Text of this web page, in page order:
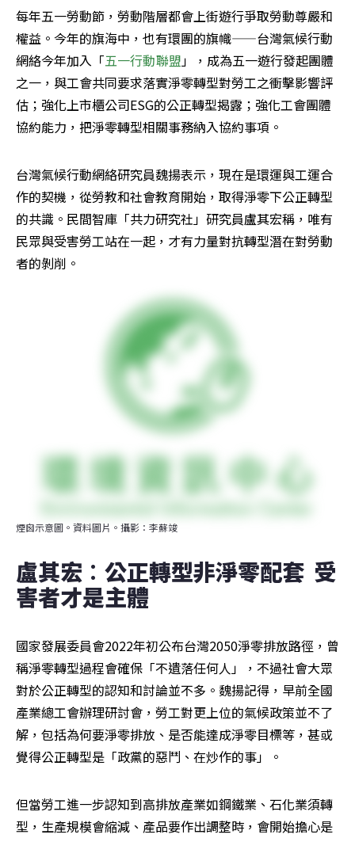
每年五一勞動節，勞動階層都會上街遊行爭取勞動尊嚴和
權益。今年的旗海中，也有環團的旗幟——台灣氣候行動
網絡今年加入「五一行動聯盟」，成為五一遊行發起團體
之一，與工會共同要求落實淨零轉型對勞工之衝擊影響評
估；強化上市櫃公司ESG的公正轉型揭露；強化工會團體
協約能力，把淨零轉型相關事務納入協約事項。
台灣氣候行動網絡研究員魏揚表示，現在是環運與工運合
作的契機，從勞教和社會教育開始，取得淨零下公正轉型
的共識。民間智庫「共力研究社」研究員盧其宏稱，唯有
民眾與受害勞工站在一起，才有力量對抗轉型潛在對勞動
者的剝削。
煙囪示意圖。資料圖片。攝影：李蘇竣
盧其宏︰公正轉型非淨零配套  受
害者才是主體
國家發展委員會2022年初公布台灣2050淨零排放路徑，曾
稱淨零轉型過程會確保「不遺落任何人」，不過社會大眾
對於公正轉型的認知和討論並不多。魏揚記得，早前全國
產業總工會辦理研討會，勞工對更上位的氣候政策並不了
解，包括為何要淨零排放、是否能達成淨零目標等，甚或
覺得公正轉型是「政黨的惡鬥、在炒作的事」。
但當勞工進一步認知到高排放產業如鋼鐵業、石化業須轉
型，生產規模會縮減、產品要作出調整時，會開始擔心是